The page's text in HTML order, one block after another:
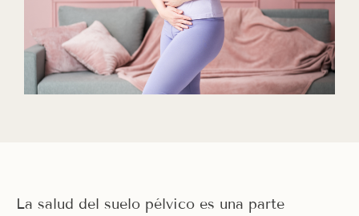
La salud del suelo pélvico es una parte